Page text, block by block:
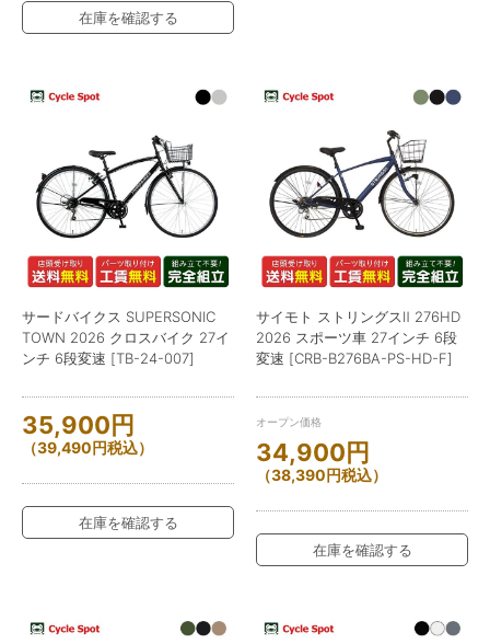
在庫を確認する
サードバイクス SUPERSONIC
TOWN 2026 クロスバイク 27イ
ンチ 6段変速 [TB-24-007]
35,900円
（39,490円税込）
在庫を確認する
サイモト ストリングスⅡ 276HD
2026 スポーツ車 27インチ 6段
変速 [CRB-B276BA-PS-HD-F]
オープン価格
34,900円
（38,390円税込）
在庫を確認する